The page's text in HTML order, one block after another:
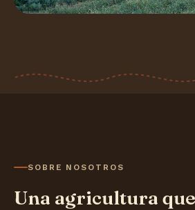
SOBRE NOSOTROS
Una agricultura